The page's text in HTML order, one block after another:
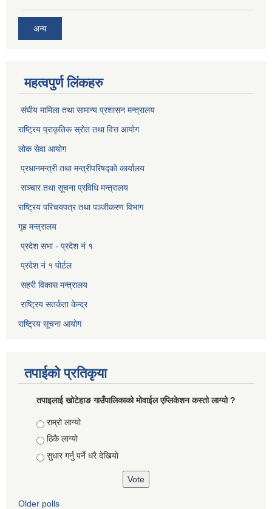
अन्य
महत्वपुर्ण लिंकहरु
संघीय मामिला तथा सामान्य प्रशासन मन्त्रालय
राष्ट्रिय प्राकृतिक स्राेत तथा वित्त आयोग
लोक सेवा आयोग
प्रधानमन्त्री तथा मन्त्रीपरिषद्को कार्यालय
सञ्‍चार तथा सूचना प्रविधि मन्त्रालय
राष्ट्रिय परिचयपत्र तथा पञ्जीकरण विभाग​
गृह मन्त्रालय
प्रदेश सभा - प्रदेश नं १
प्रदेश नं १ पोर्टल
सहरी विकास मन्त्रालय
राष्ट्रिय सतर्कता केन्द्र
राष्ट्रिय सूचना आयोग
तपाईको प्रतिकृया
तपाइलाई खोटेहाङ गाउँपालिकाको माेवाईल एप्लिकेशन कस्तो लाग्यो ?
Choices
राम्रो लाग्यो
ठिकै लाग्यो
सुधार गर्नु पर्ने धरै देखियाे
Older polls